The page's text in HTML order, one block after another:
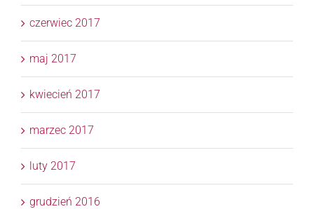
czerwiec 2017
maj 2017
kwiecień 2017
marzec 2017
luty 2017
grudzień 2016